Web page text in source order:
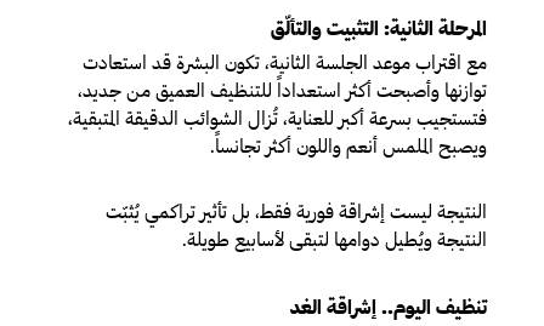
المرحلة الثانية: التثبيت والتألّق
مع اقتراب موعد الجلسة الثانية، تكون البشرة قد استعادت
توازنها وأصبحت أكثر استعداداً للتنظيف العميق من جديد،
فتستجيب بسرعة أكبر للعناية، تُزال الشوائب الدقيقة المتبقية،
ويصبح الملمس أنعم واللون أكثر تجانساً.
النتيجة ليست إشراقة فورية فقط، بل تأثير تراكمي يُثبّت
النتيجة ويُطيل دوامها لتبقى لأسابيع طويلة.
تنظيف اليوم.. إشراقة الغد